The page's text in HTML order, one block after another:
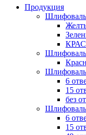
Продукция
6
15
без
6
15